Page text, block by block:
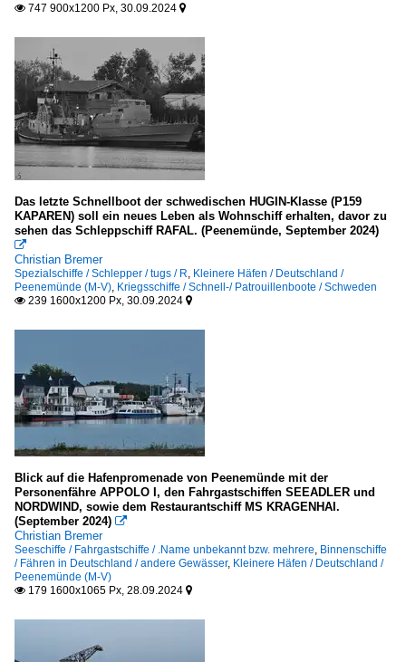
 747 900x1200 Px, 30.09.2024 
Das letzte Schnellboot der schwedischen HUGIN-Klasse (P159
KAPAREN) soll ein neues Leben als Wohnschiff erhalten, davor zu
sehen das Schleppschiff RAFAL. (Peenemünde, September 2024)

Christian Bremer
Spezialschiffe / Schlepper / tugs / R, Kleinere Häfen / Deutschland /
Peenemünde (M-V), Kriegsschiffe / Schnell-/ Patrouillenboote / Schweden
 239 1600x1200 Px, 30.09.2024 
Blick auf die Hafenpromenade von Peenemünde mit der
Personenfähre APPOLO I, den Fahrgastschiffen SEEADLER und
NORDWIND, sowie dem Restaurantschiff MS KRAGENHAI.
(September 2024) 
Christian Bremer
Seeschiffe / Fahrgastschiffe / .Name unbekannt bzw. mehrere, Binnenschiffe
/ Fähren in Deutschland / andere Gewässer, Kleinere Häfen / Deutschland /
Peenemünde (M-V)
 179 1600x1065 Px, 28.09.2024 